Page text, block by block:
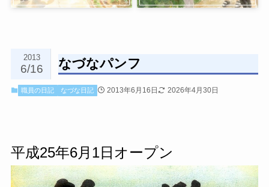
なづなパンフ
2013
6/16
職員の日記 なづな日記 2013年6月16日 2026年4月30日
平成25年6月1日オープン